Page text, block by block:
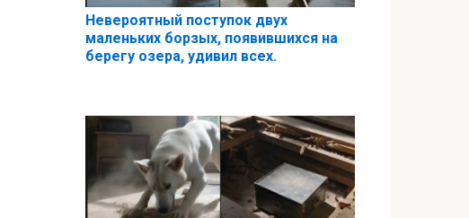
Невероятный поступок двух
маленьких борзых, появившихся на
берегу озера, удивил всех.